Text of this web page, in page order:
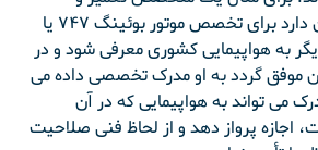
نگهداری هواپیما امکان دارد برای تخصص موتور بوئینگ ۷۴۷ یا
به هواپیمایی کشوری معرفی شود و در
موفق گردد به او مدرک تخصصی داده می
می تواند به هواپیمایی که در آن
اجازه پرواز دهد و از لحاظ فنی صلاحیت